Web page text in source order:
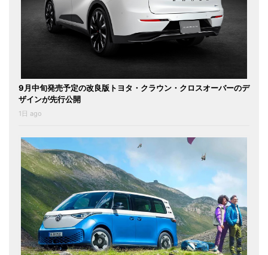
9月中旬発売予定の改良版トヨタ・クラウン・クロスオーバーのデ
ザインが先行公開
1日 ago